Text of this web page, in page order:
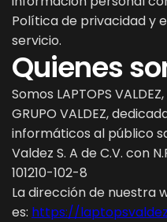
Política de privacidad y
servicio.
Quienes
Somos LAPTOPS
GRUPO VALDEZ,
informáticos al público
Valdez S. A de C.V. con
101210-102-8
La dirección de nuestra
es: https://